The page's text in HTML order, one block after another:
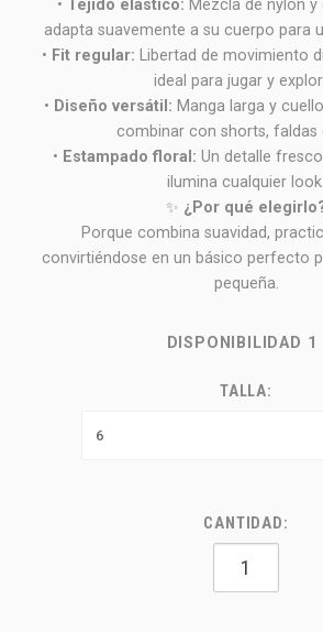
• Tejido elástico: Mezcla de nylon
adapta suavemente a su cuerpo para
• Fit regular: Libertad de movimiento
ideal para jugar y
• Diseño versátil: Manga larga y
combinar con shorts, faldas
• Estampado floral: Un detalle
ilumina cualquier look.
✨ ¿Por qué
Porque combina suavidad,
convirtiéndose en un básico perfecto
pequeña.
DISPONIBILIDAD 1
TALLA:
CANTIDAD: